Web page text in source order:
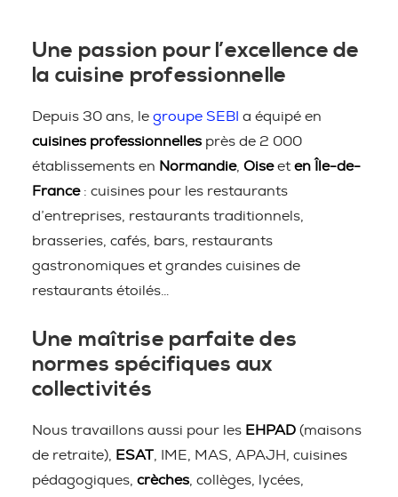
Une passion pour l’excellence de
la cuisine professionnelle
Depuis 30 ans, le groupe SEBI a équipé en
cuisines professionnelles près de 2 000
établissements en Normandie, Oiseet en Île-de-
France: cuisines pour les restaurants
d’entreprises, restaurants traditionnels,
brasseries, cafés, bars, restaurants
gastronomiques et grandes cuisines de
restaurants étoilés…
Une maîtrise parfaite des
normes spécifiques aux
collectivités
Nous travaillons aussi pour les EHPAD (maisons
de retraite),
ESAT , IME, MAS, APAJH, cuisines
pédagogiques, crèches , collèges, lycées,